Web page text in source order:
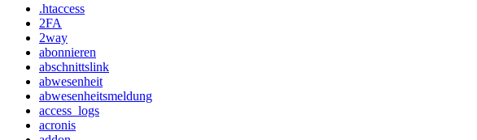
.htaccess
2FA
2way
abonnieren
abschnittslink
abwesenheit
abwesenheitsmeldung
access_logs
acronis